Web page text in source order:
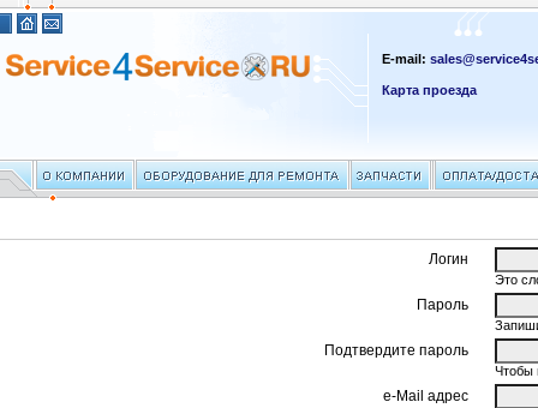
E-mail:
Карта проезда
Логин
Это
Пароль
Подтвердите пароль
Чтобы
e-Mail адрес